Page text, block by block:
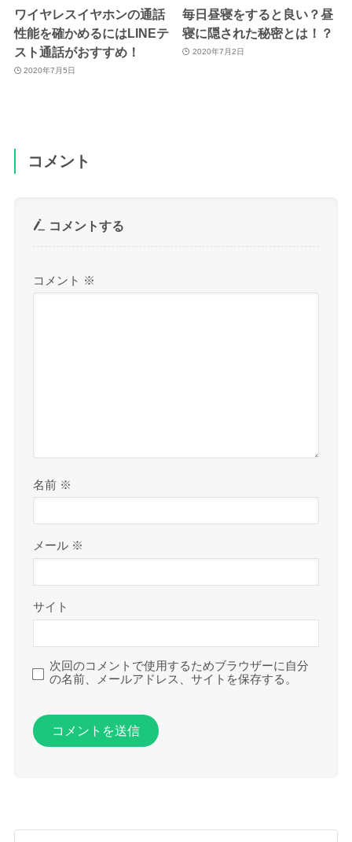
ワイヤレスイヤホンの通話
性能を確かめるにはLINEテ
スト通話がおすすめ！
2020年7月5日
毎日昼寝をすると良い？昼
寝に隠された秘密とは！？
2020年7月2日
コメント
コメントする
コメント ※
名前 ※
メール ※
サイト
次回のコメントで使用するためブラウザーに自分
の名前、メールアドレス、サイトを保存する。